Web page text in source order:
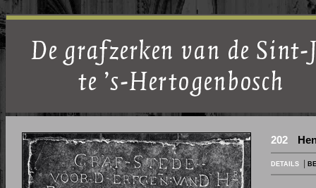
202
DETAILS